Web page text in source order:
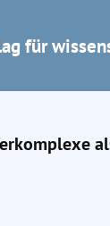
für